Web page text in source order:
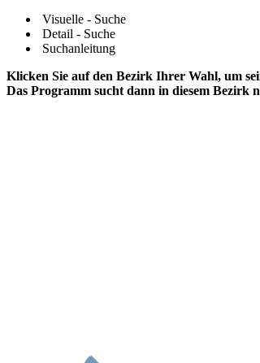
Visuelle - Suche
Detail - Suche
Suchanleitung
Klicken Sie auf den Bezirk Ihrer Wahl, um
Das Programm sucht dann in diesem Bezirk